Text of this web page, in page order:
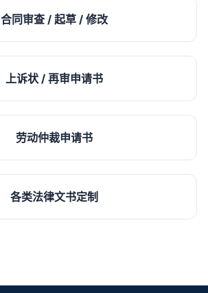
合同审查 / 起草 / 修改
上诉状 / 再审申请书
劳动仲裁申请书
各类法律文书定制